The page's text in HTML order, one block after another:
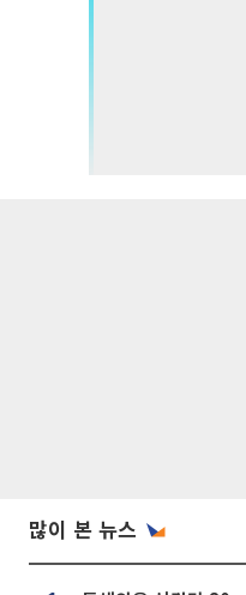
많이 본 뉴스